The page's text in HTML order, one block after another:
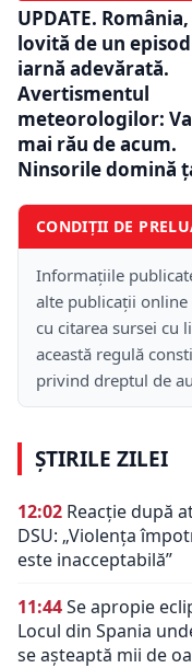
UPDATE. România,
lovită de un
iarnă adevărată.
Avertismentul
meteorologilor:
mai rău de acum.
Ninsorile domină
CONDIȚII DE
Informațiile
alte publicații online
cu citarea sursei cu
această regulă
privind dreptul de
ȘTIRILE ZILEI
12:02 Reacție după
DSU: „Violența
este inacceptabilă”
11:44Se apropie
Locul din Spania
se așteaptă mii de